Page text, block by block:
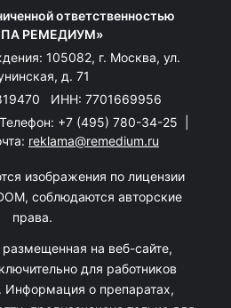
ответственностью
РЕМЕДИУМ»
105082, г. Москва, ул.
д. 71
ИНН: 7701669956
+7 (495) 780-34-25
reklama@remedium.ru
изображения по лицензии
соблюдаются авторские
права.
на веб-сайте,
для работников
Информация о препаратах,